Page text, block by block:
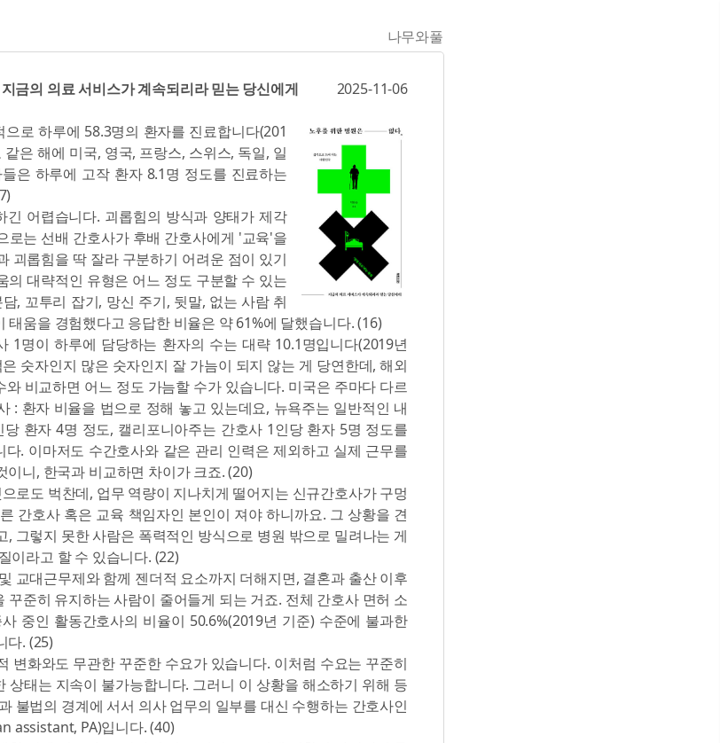
나무와풀
금의 의료 서비스가 계속되리라 믿는 당신에게 2025-11-06
로 하루에 58.3명의 환자를 진료합니다(201
은 해에 미국, 영국, 프랑스, 스위스, 독일, 일
은 하루에 고작 환자 8.1명 정도를 진료하는
긴 어렵습니다. 괴롭힘의 방식과 양태가 제각
로는 선배 간호사가 후배 간호사에게 '교육'을
괴롭힘을 딱 잘라 구분하기 어려운 점이 있기
의 대략적인 유형은 어느 정도 구분할 수 있는
, 꼬투리 잡기, 망신 주기, 뒷말, 없는 사람 취
태움을 경험했다고 응답한 비율은 약 61%에 달했습니다. (16)
1명이 하루에 담당하는 환자의 수는 대략 10.1명입니다(2019년
숫자인지 많은 숫자인지 잘 가늠이 되지 않는 게 당연한데, 해외
와 비교하면 어느 정도 가늠할 수가 있습니다. 미국은 주마다 다르
: 환자 비율을 법으로 정해 놓고 있는데요, 뉴욕주는 일반적인 내
환자 4명 정도, 캘리포니아주는 간호사 1인당 환자 5명 정도를
다. 이마저도 수간호사와 같은 관리 인력은 제외하고 실제 근무를
이니, 한국과 비교하면 차이가 크죠. (20)
로도 벅찬데, 업무 역량이 지나치게 떨어지는 신규간호사가 구멍
간호사 혹은 교육 책임자인 본인이 져야 하니까요. 그 상황을 견
, 그렇지 못한 사람은 폭력적인 방식으로 병원 밖으로 밀려나는 게
이라고 할 수 있습니다. (22)
교대근무제와 함께 젠더적 요소까지 더해지면, 결혼과 출산 이후
꾸준히 유지하는 사람이 줄어들게 되는 거죠. 전체 간호사 면허 소
중인 활동간호사의 비율이 50.6%(2019년 기준) 수준에 불과한
다. (25)
변화와도 무관한 꾸준한 수요가 있습니다. 이처럼 수요는 꾸준히
상태는 지속이 불가능합니다. 그러니 이 상황을 해소하기 위해 등
불법의 경계에 서서 의사 업무의 일부를 대신 수행하는 간호사인
assistant, PA)입니다. (40)